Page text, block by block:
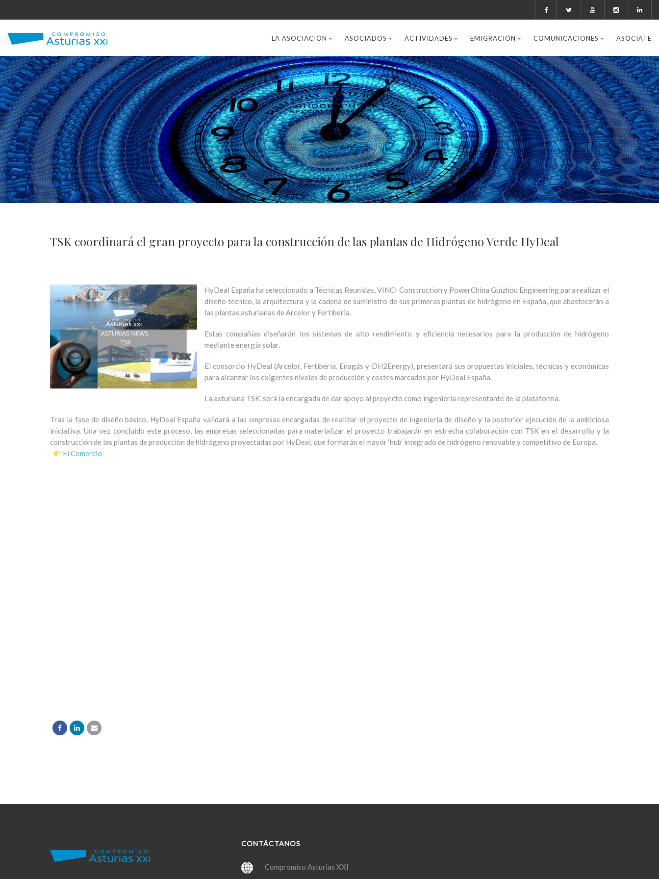
LA ASOCIACIÓN ASOCIADOS ACTIVIDADES EMIGRACIÓN COMUNICACIONES ASÓCIATE
TSK coordinará el gran proyecto para la construcción de las plantas de Hidrógeno Verde HyDeal
HyDeal España ha seleccionado a Técnicas Reunidas, VINCI Construction y PowerChina Guizhou Engineering para realizar el
diseño técnico, la arquitectura y la cadena de suministro de sus primeras plantas de hidrógeno en España, que abastecerán a
las plantas asturianas de Arcelor y Fertiberia.
Estas compañías diseñarán los sistemas de alto rendimiento y eficiencia necesarios para la producción de hidrógeno
mediante energía solar.
El consorcio HyDeal (Arcelor, Fertiberia, Enagás y DH2Energy), presentará sus propuestas iniciales, técnicas y económicas
para alcanzar los exigentes niveles de producción y costes marcados por HyDeal España.
La asturiana TSK, será la encargada de dar apoyo al proyecto como ingeniería representante de la plataforma.
Tras la fase de diseño básico, HyDeal España validará a las empresas encargadas de realizar el proyecto de ingeniería de diseño y la posterior ejecución de la ambiciosa
iniciativa. Una vez concluido este proceso, las empresas seleccionadas para materializar el proyecto trabajarán en estrecha colaboración con TSK en el desarrollo y la
construcción de las plantas de producción de hidrógeno proyectadas por HyDeal, que formarán el mayor ‘hub’ integrado de hidrógeno renovable y competitivo de Europa.
El Comercio
CONTÁCTANOS
Compromiso Asturias XXI